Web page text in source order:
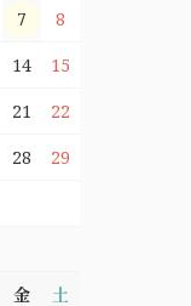
7
8
14
15
21
22
28
29
金
土